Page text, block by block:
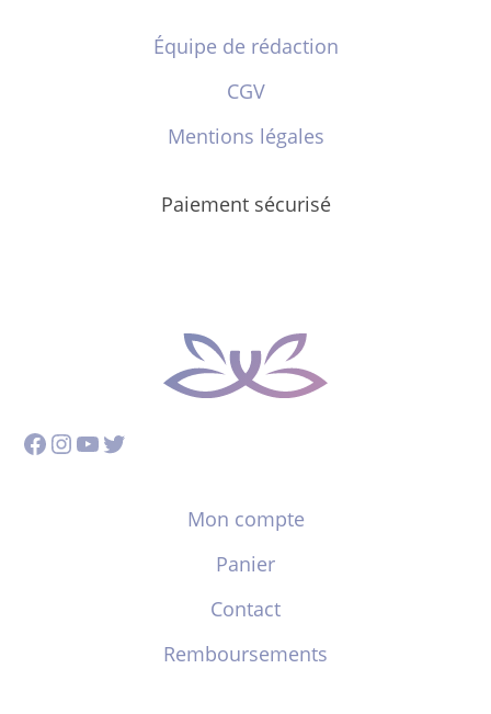
Équipe de rédaction
CGV
Mentions légales
Paiement sécurisé
Facebook
Instagram
YouTube
Twitter
Mon compte
Panier
Contact
Remboursements